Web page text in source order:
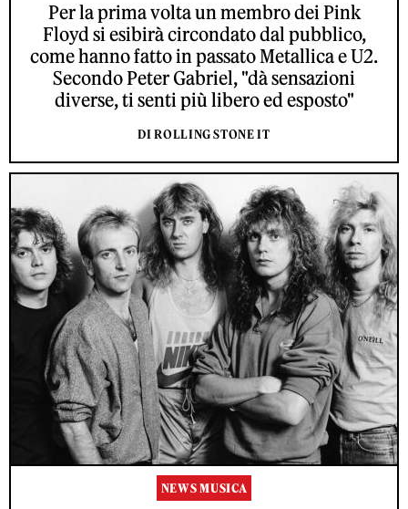
Per la prima volta un membro dei Pink
Floyd si esibirà circondato dal pubblico,
come hanno fatto in passato Metallica e U2.
Secondo Peter Gabriel, "dà sensazioni
diverse, ti senti più libero ed esposto"
DI ROLLING STONE IT
NEWS MUSICA